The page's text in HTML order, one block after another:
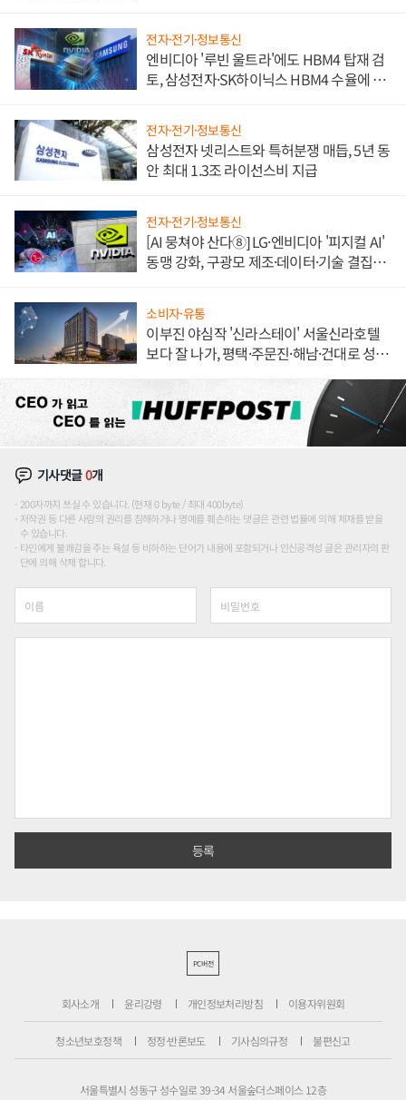
전자·전기·정보통신
엔비디아 '루빈 울트라'에도 HBM4 탑재 검
토, 삼성전자·SK하이닉스 HBM4 수율에 주
전자·전기·정보통신
삼성전자 넷리스트와 특허분쟁 매듭, 5년 동
안 최대 1.3조 라이선스비 지급
전자·전기·정보통신
[AI 뭉쳐야 산다⑧] LG·엔비디아 '피지컬 AI'
동맹 강화, 구광모 제조·데이터·기술 결집
소비자·유통
이부진 야심작 '신라스테이' 서울신라호텔
보다 잘 나가, 평택·주문진·해남·건대로 성
기사댓글0개
200자까지 쓰실 수 있습니다. (현재 0 byte / 최대 400byte)
저작권 등 다른 사람의 권리를 침해하거나 명예를 훼손하는 댓글은 관련 법률에 의해 제재를 받을
수 있습니다.
타인에게 불쾌감을 주는 욕설 등 비하하는 단어가 내용에 포함되거나 인신공격성 글은 관리자의 판
단에 의해 삭제 합니다.
PC버전
회사소개 윤리강령 개인정보처리방침 이용자위원회
청소년보호정책 정정·반론보도 기사심의규정 불편신고
서울특별시 성동구 성수일로 39-34 서울숲더스페이스 12층